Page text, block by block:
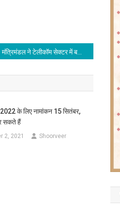
के लिए नामांकन 15 सितंबर,
सकते हैं
2, 2021 Shoorveer